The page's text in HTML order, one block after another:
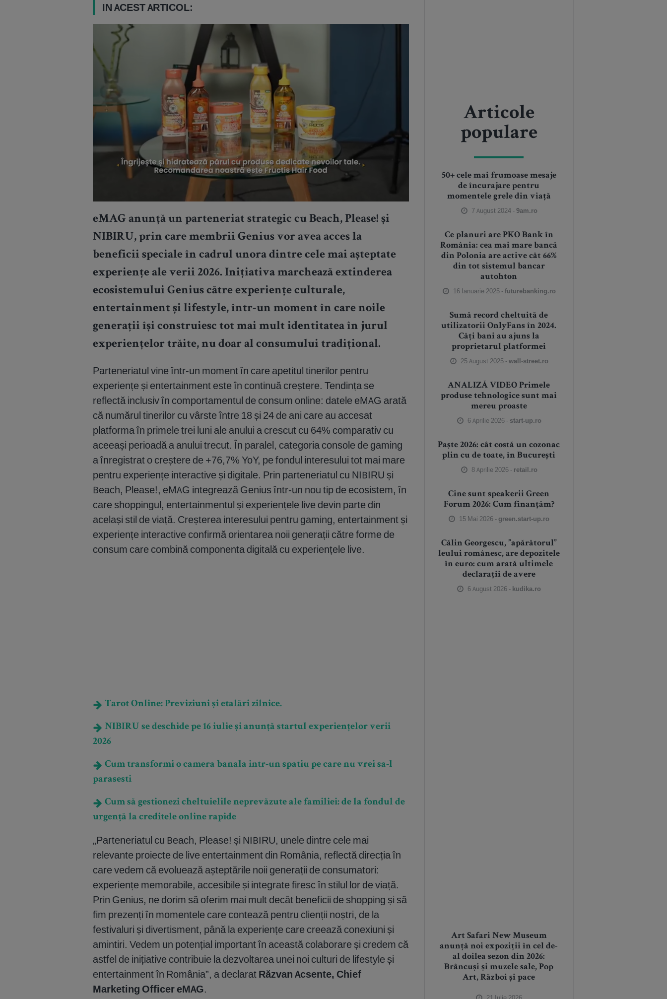
IN ACEST ARTICOL:
eMAG anunță un parteneriat strategic cu Beach, Please! și
NIBIRU, prin care membrii Genius vor avea acces la
beneficii speciale în cadrul unora dintre cele mai așteptate
experiențe ale verii 2026. Inițiativa marchează extinderea
ecosistemului Genius către experiențe culturale,
entertainment și lifestyle, într-un moment în care noile
generații își construiesc tot mai mult identitatea în jurul
experiențelor trăite, nu doar al consumului tradițional.
Parteneriatul vine într-un moment în care apetitul tinerilor pentru
experiențe și entertainment este în continuă creștere. Tendința se
reflectă inclusiv în comportamentul de consum online: datele eMAG arată
că numărul tinerilor cu vârste între 18 și 24 de ani care au accesat
platforma în primele trei luni ale anului a crescut cu 64% comparativ cu
aceeași perioadă a anului trecut. În paralel, categoria console de gaming
a înregistrat o creștere de +76,7% YoY, pe fondul interesului tot mai mare
pentru experiențe interactive și digitale. Prin parteneriatul cu NIBIRU și
Beach, Please!, eMAG integrează Genius într-un nou tip de ecosistem, în
care shoppingul, entertainmentul și experiențele live devin parte din
același stil de viață. Creșterea interesului pentru gaming, entertainment și
experiențe interactive confirmă orientarea noii generații către forme de
consum care combină componenta digitală cu experiențele live.
Tarot Online: Previziuni și etalări zilnice.
NIBIRU se deschide pe 16 iulie și anunță startul experiențelor verii
2026
Cum transformi o camera banala intr-un spatiu pe care nu vrei sa-l
parasesti
Cum să gestionezi cheltuielile neprevăzute ale familiei: de la fondul de
urgență la creditele online rapide
„Parteneriatul cu Beach, Please! și NIBIRU, unele dintre cele mai
relevante proiecte de live entertainment din România, reflectă direcția în
care vedem că evoluează așteptările noii generații de consumatori:
experiențe memorabile, accesibile și integrate firesc în stilul lor de viață.
Prin Genius, ne dorim să oferim mai mult decât beneficii de shopping și să
fim prezenți în momentele care contează pentru clienții noștri, de la
festivaluri și divertisment, până la experiențe care creează conexiuni și
amintiri. Vedem un potențial important în această colaborare și credem că
astfel de inițiative contribuie la dezvoltarea unei noi culturi de lifestyle și
entertainment în România”, a declarat Răzvan Acsente, Chief
Marketing Officer eMAG.
Articole
populare
50+ cele mai frumoase mesaje
de încurajare pentru
momentele grele din viață
7 August 2024 -9am.ro
Ce planuri are PKO Bank în
România: cea mai mare bancă
din Polonia are active cât 66%
din tot sistemul bancar
autohton
16 Ianuarie 2025 -futurebanking.ro
Sumă record cheltuită de
utilizatorii OnlyFans în 2024.
Câți bani au ajuns la
proprietarul platformei
25 August 2025 -wall-street.ro
ANALIZĂ VIDEO Primele
produse tehnologice sunt mai
mereu proaste
6 Aprilie 2026 - start-up.ro
Paște 2026: cât costă un cozonac
plin cu de toate, în București
8 Aprilie 2026 - retail.ro
Cine sunt speakerii Green
Forum 2026: Cum finanțăm?
15 Mai 2026 - green.start-up.ro
Călin Georgescu, ”apărătorul”
leului românesc, are depozitele
în euro: cum arată ultimele
declarații de avere
6 August 2026 - kudika.ro
Art Safari New Museum
anunță noi expoziții în cel de-
al doilea sezon din 2026:
Brâncuși și muzele sale, Pop
Art, Război și pace